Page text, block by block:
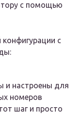
с помощью
с
и настроены для
номеров
шаг и просто